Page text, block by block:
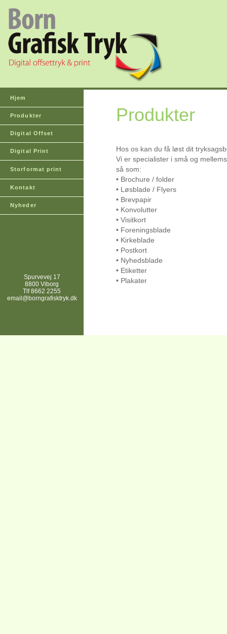
Hjem
Produkter
Digital Offset
Digital Print
Storformat print
Kontakt
Nyheder
Spurvevej 17
8800 Viborg
Tlf 8662 2255
email@borngrafisktryk.d k
Produkter
Hos os kan du få løst dit
Vi er specialister i små og
så som:
• Brochure / folder
• Løsblade / Flyers
• Brevpapir
• Konvolutter
• Visitkort
• Foreningsblade
• Kirkeblade
• Postkort
• Nyhedsblade
• Etiketter
• Plakater